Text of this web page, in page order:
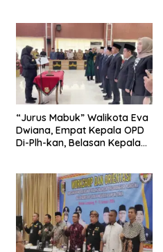
“Jurus Mabuk” Walikota Eva
Dwiana, Empat Kepala OPD
Di-Plh-kan, Belasan Kepala